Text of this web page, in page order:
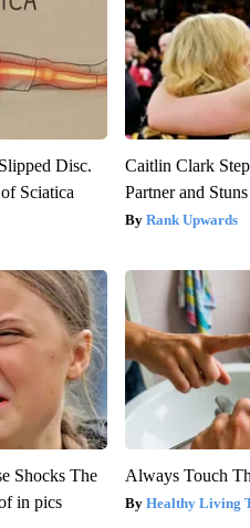
Disc.
Sciatica
Caitlin Clark
Partner and
Rank Upwards
Shocks The
in pics
Always Touch
Healthy Living